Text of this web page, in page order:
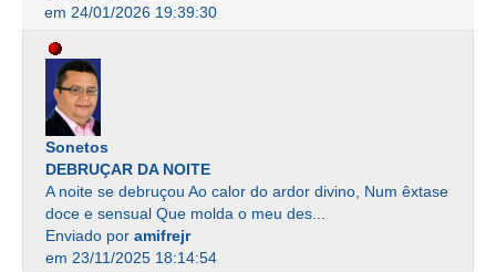
em 24/01/2026 19:39:30
Sonetos
DEBRUÇAR DA NOITE
A noite se debruçou Ao calor do ardor divino, Num êxtase
doce e sensual Que molda o meu des...
Enviado por amifrejr
em 23/11/2025 18:14:54